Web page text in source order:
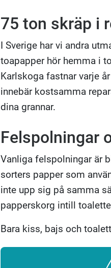
75 ton skräp i
I Sverige har vi andra
toapapper hör hemma i
Karlskoga fastnar varje
innebär kostsamma
dina grannar.
Felspolningar
Vanliga felspolningar är
sorters papper som
inte upp sig på samma
papperskorg intill
Bara kiss, bajs och